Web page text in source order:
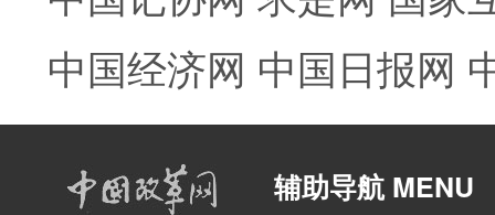
中国经济网 中国日报网
辅助导航 MENU